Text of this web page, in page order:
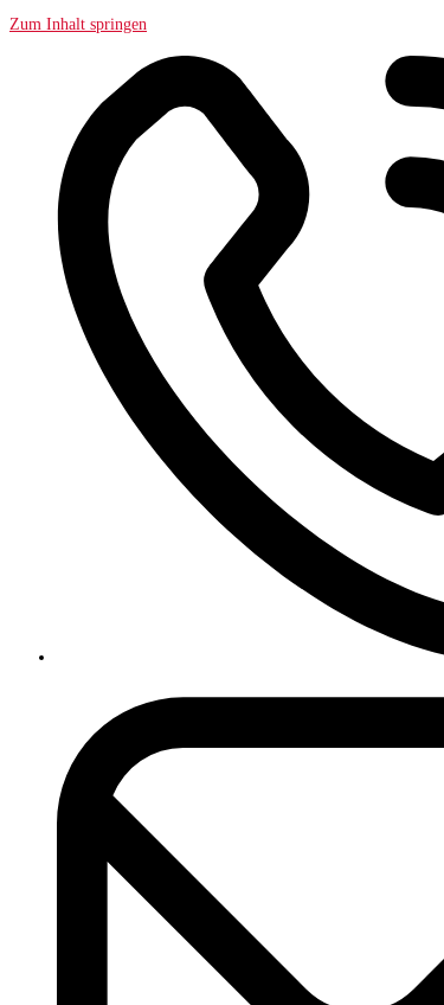
Zum Inhalt springen